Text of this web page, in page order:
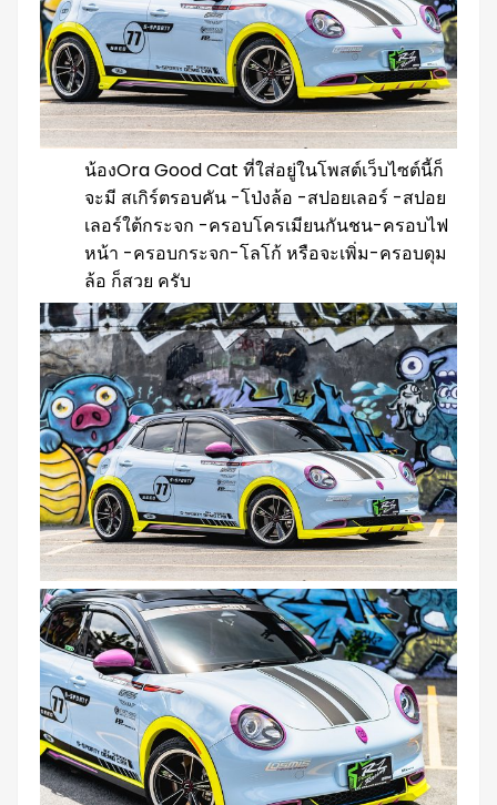
น้องOra Good Cat ที่ใส่อยู่ในโพสต์เว็บไซต์นี้ก็
จะมี สเกิร์ตรอบคัน -โป่งล้อ -สปอยเลอร์ -สปอย
เลอร์ใต้กระจก -ครอบโครเมียนกันชน-ครอบไฟ
หน้า -ครอบกระจก-โลโก้ หรือจะเพิ่ม-ครอบดุม
ล้อ ก็สวย ครับ